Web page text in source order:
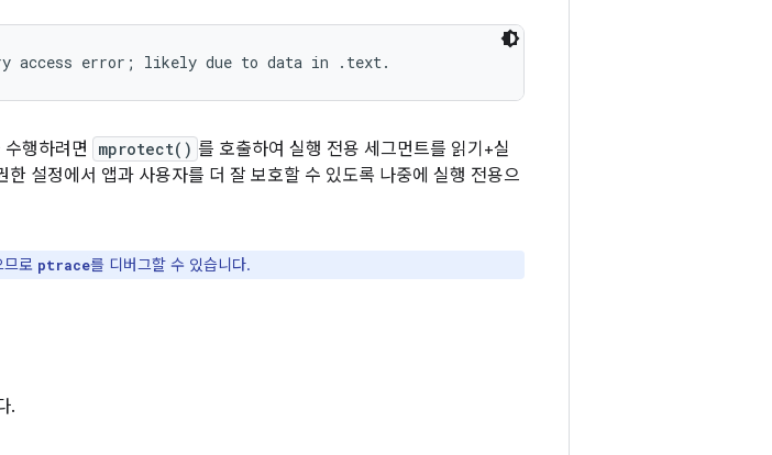
행하려면 mprotect() 를 호출하여 실행 전용 세그먼트를 읽기+실
설정에서 앱과 사용자를 더 잘 보호할 수 있도록 나중에 실행 전용으
로 ptrace를 디버그할 수 있습니다.
.